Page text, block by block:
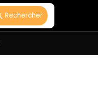
Rechercher